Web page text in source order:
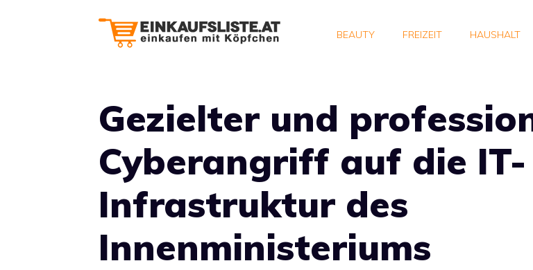
BEAUTY FREIZEIT HAUSHALT
Gezielter und
Cyberangriff auf die IT-
Infrastruktur des
Innenministeriums